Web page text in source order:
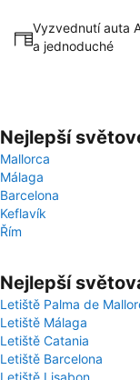
Vyzvednutí auta
a jednoduché
Nejlepší
Mallorca
Málaga
Barcelona
Keflavík
Řím
Nejlepší
Letiště Palma de
Letiště Málaga
Letiště Catania
Letiště Barcelona
Letiště Lisabon